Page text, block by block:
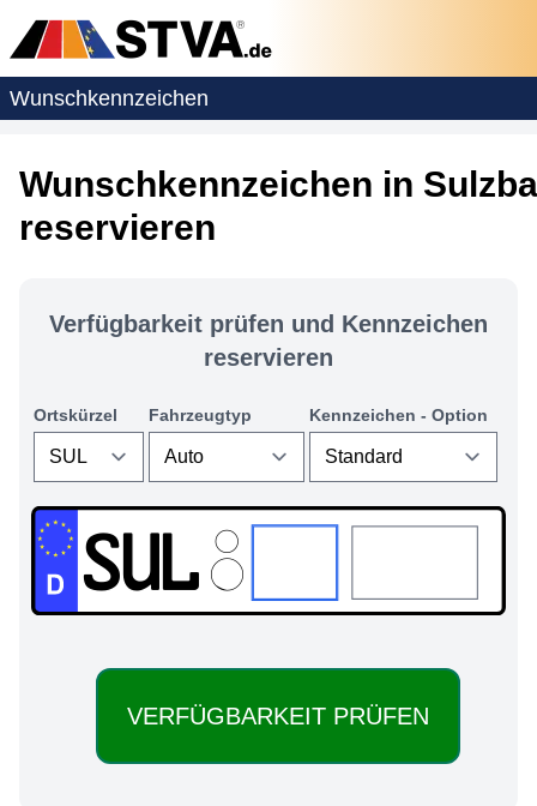
Wunschkennzeichen
Wunschkennzeichen in
reservieren
Verfügbarkeit prüfen und Kennzeichen
reservieren
Ortskürzel Fahrzeugtyp Kennzeichen - Option
SUL: